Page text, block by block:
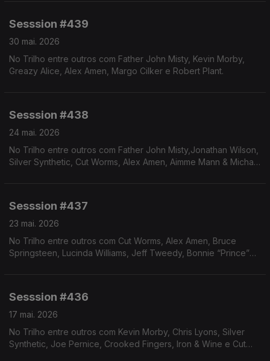
Sesssion #439
30 mai. 2026
No Trilho entre outros com Father John Misty, Kevin Morby,
Greazy Alice, Alex Amen, Margo Cilker e Robert Plant.
Sesssion #438
24 mai. 2026
No Trilho entre outros com Father John Misty,Jonathan Wilson,
Silver Synthetic, Cut Worms, Alex Amen, Aimme Mann & Michael
Sesssion #437
23 mai. 2026
No Trilho entre outros com Cut Worms, Alex Amen, Bruce
Springsteen, Lucinda Williams, Jeff Tweedy, Bonnie “Prince”
Sesssion #436
17 mai. 2026
No Trilho entre outros com Kevin Morby, Chris Lyons, Silver
Synthetic, Joe Pernice, Crooked Fingers, Iron & Wine e Cut